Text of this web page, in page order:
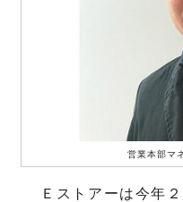
営業本部マ
Ｅストアーは今年２